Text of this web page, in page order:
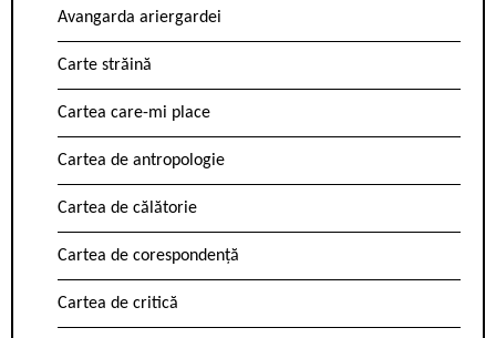
Avangarda ariergardei
Carte străină
Cartea care-mi place
Cartea de antropologie
Cartea de călătorie
Cartea de corespondență
Cartea de critică